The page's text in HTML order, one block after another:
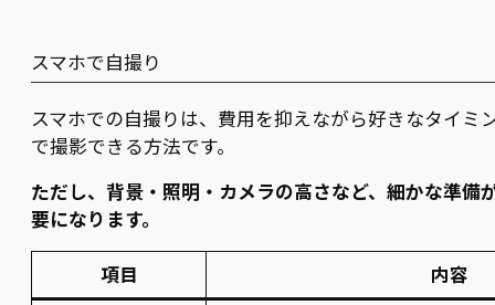
スマホで自撮り
スマホでの自撮りは、費用を抑えながら好きなタイミ
で撮影できる方法です。
ただし、背景・照明・カメラの高さなど、細かな準備
要になります。
項目 内容